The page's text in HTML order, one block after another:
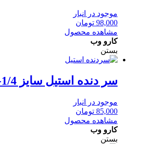
موجود در انبار
98,000 تومان
مشاهده محصول
کارو وب
بستن
سر دنده استیل سایز 1/4-1 اینچ
موجود در انبار
85,000 تومان
مشاهده محصول
کارو وب
بستن